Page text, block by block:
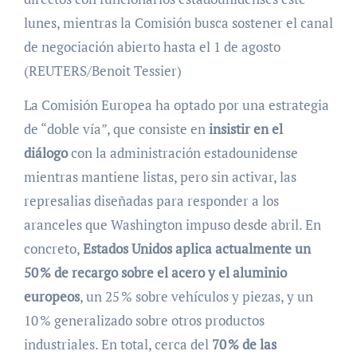
lunes, mientras la Comisión busca sostener el canal
de negociación abierto hasta el 1 de agosto
(REUTERS/Benoit Tessier)
La Comisión Europea ha optado por una estrategia
de “doble vía”, que consiste eninsistir en el
diálogocon la administración estadounidense
mientras mantiene listas, pero sin activar, las
represalias diseñadas para responder a los
aranceles que Washington impuso desde abril. En
concreto,Estados Unidos aplica actualmente un
50 % de recargo sobre el acero y el aluminio
europeos, un 25 % sobre vehículos y piezas, y un
10 % generalizado sobre otros productos
industriales. En total, cerca del 70 % de las